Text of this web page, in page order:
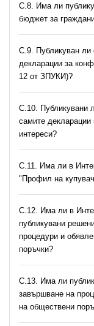
С.8. Има ли
бюджет за
C.9. Публикуван ли
декларации за
12 от ЗПУКИ)?
C.10. Публикувани
самите декларации
интереси?
C.11. Има ли в
"Профил на
С.12. Има ли в
публикувани
процедури и
поръчки?
С.13. Има ли
завършване на
на обществени